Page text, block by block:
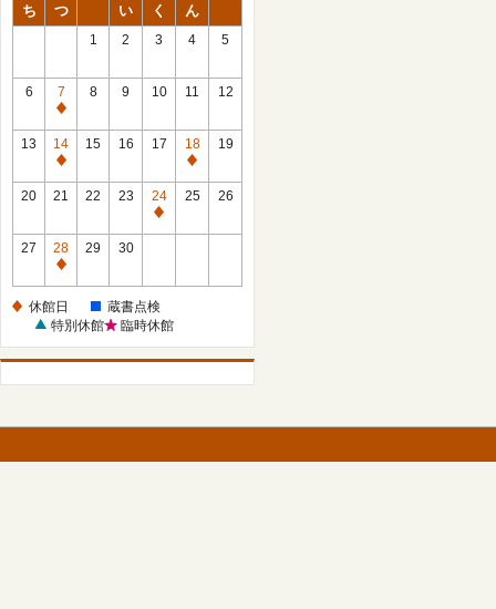
ち
つ
い
く
ん
1 2 3 4 5
6
7
休
館
日
8 9 10 11 12
13
14
休
館
15 16 17
18
休
館
19
20 21 22 23
24
休
25 26
27
28
休
日
29 30
休館日
蔵書点検
特別休館
臨時休館